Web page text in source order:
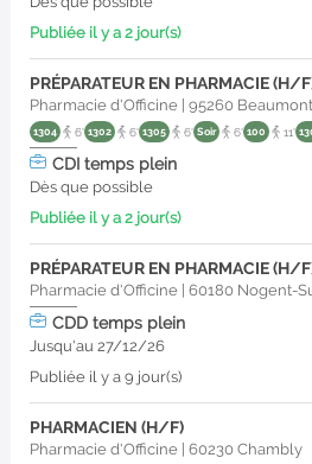
Publiée il y a 2 jour(s)
PRÉPARATEUR EN PHARMACIE (H/
Pharmacie d'Officine |95260
1304 6' 1302 6' 1305 6' Soir 6' 100 11'
CDItemps plein
Dès que possible
Publiée il y a 2 jour(s)
PRÉPARATEUR EN PHARMACIE (H/
Pharmacie d'Officine |60180 Nogent-
CDDtemps plein
Jusqu'au 27/12/26
Publiée il y a 9 jour(s)
PHARMACIEN (H/F)
Pharmacie d'Officine |60230Chambly